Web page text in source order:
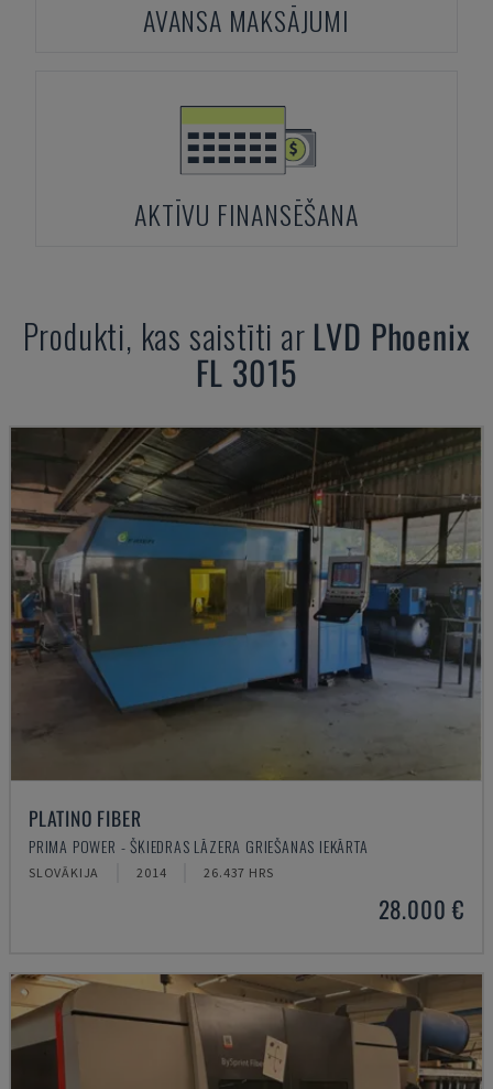
AVANSA MAKSĀJUMI
AKTĪVU FINANSĒŠANA
Produkti, kas saistīti ar LVD Phoenix
FL 3015
PLATINO FIBER
PRIMA POWER - ŠĶIEDRAS LĀZERA GRIEŠANAS IEKĀRTA
SLOVĀKIJA 2014 26.437 HRS
28.000 €